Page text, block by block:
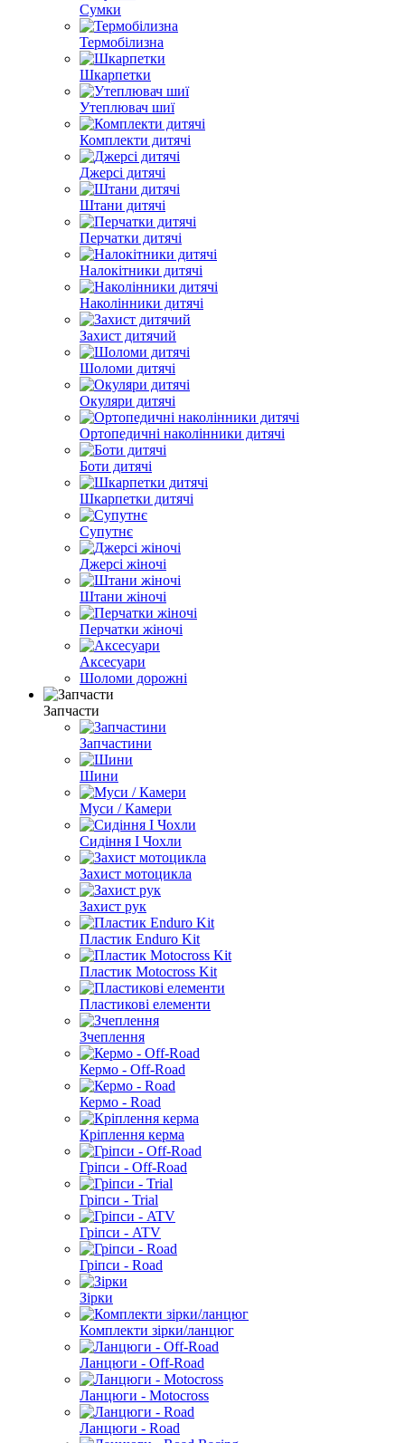
Сумки
Термобілизна
Шкарпетки
Утеплювач шиї
Комплекти дитячі
Джерсі дитячі
Штани дитячі
Перчатки дитячі
Налокітники дитячі
Наколінники дитячі
Захист дитячий
Шоломи дитячі
Окуляри дитячі
Ортопедичні наколінники дитячі
Боти дитячі
Шкарпетки дитячі
Супутнє
Джерсі жіночі
Штани жіночі
Перчатки жіночі
Аксесуари
Шоломи дорожні
Запчасти
Запчастини
Шини
Муси / Камери
Сидіння I Чохли
Захист мотоцикла
Захист рук
Пластик Enduro Kit
Пластик Motocross Kit
Пластикові елементи
Зчеплення
Кермо - Off-Road
Кермо - Road
Кріплення керма
Гріпси - Off-Road
Гріпси - Trial
Гріпси - ATV
Гріпси - Road
Зірки
Комплекти зірки/ланцюг
Ланцюги - Off-Road
Ланцюги - Motocross
Ланцюги - Road